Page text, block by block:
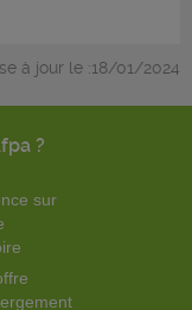
à jour le :18/01/2024
?
sur